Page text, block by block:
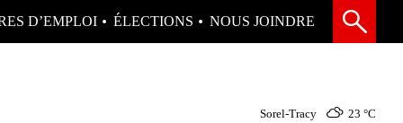
D’EMPLOI ÉLECTIONS NOUS JOINDRE
Sorel-Tracy 23 °C